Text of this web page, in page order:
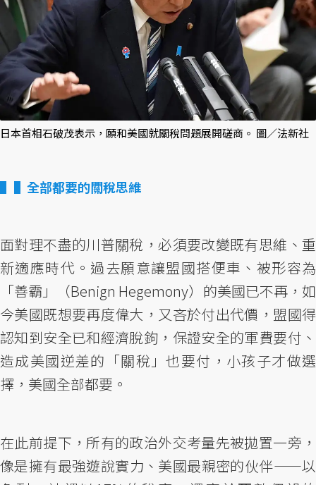
日本首相石破茂表示，願和美國就關稅問題展開磋商。 圖／法新社
▌全部都要的關稅思維
面對理不盡的川普關稅，必須要改變既有思維、重
新適應時代。過去願意讓盟國搭便車、被形容為
「善霸」（Benign Hegemony）的美國已不再，如
今美國既想要再度偉大，又吝於付出代價，盟國得
認知到安全已和經濟脫鉤，保證安全的軍費要付、
造成美國逆差的「關稅」也要付，小孩子才做選
擇，美國全部都要。
在此前提下，所有的政治外交考量先被拋置一旁，
像是擁有最強遊說實力、美國最親密的伙伴——以